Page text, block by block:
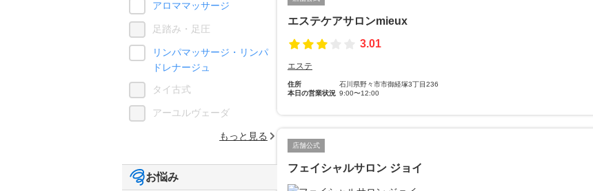
エステケアサロンmieux
3.01
エステ
住所
石川県野々市市御経塚3丁目236
本日の営業状況 9:00〜12:00
店舗公式
フェイシャルサロン ジョイ
アロママッサージ
足踏み・足圧
リンパマッサージ・リンパ
ドレナージュ
タイ古式
アーユルヴェーダ
もっと見る
お悩み